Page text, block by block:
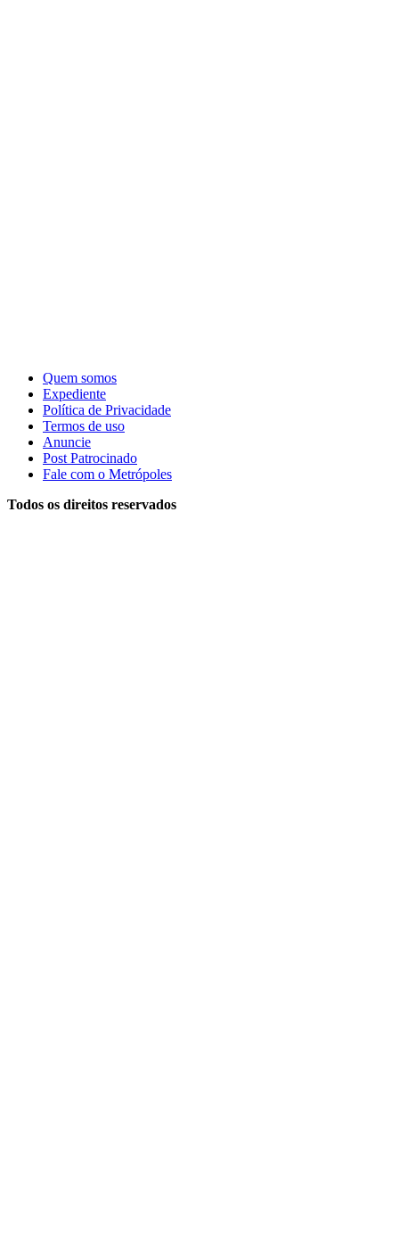
Quem somos
Expediente
Política de Privacidade
Termos de uso
Anuncie
Post Patrocinado
Fale com o Metrópoles
Todos os direitos reservados